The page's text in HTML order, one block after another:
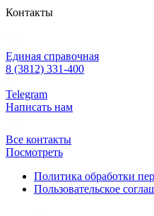
Контакты
Единая справочная
8 (3812) 331-400
Telegram
Написать нам
Все контакты
Посмотреть
Политика обработки
Пользовательское